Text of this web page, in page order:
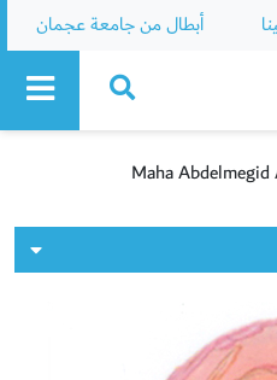
أبطال من جامعة عجمان
Maha